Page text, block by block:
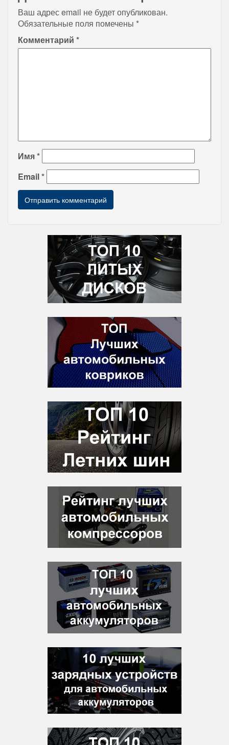
Ваш адрес email не будет опубликован.
Обязательные поля помечены *
Комментарий *
Имя*
Email*